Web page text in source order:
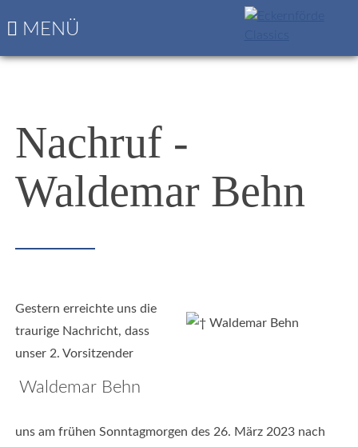
MENÜ
Die
Nennungsbogen
Impressum
Nachruf -
Waldemar Behn
Gestern erreichte uns die
traurige Nachricht, dass
unser 2. Vorsitzender
Waldemar Behn
uns am frühen Sonntagmorgen des 26. März 2023 nach